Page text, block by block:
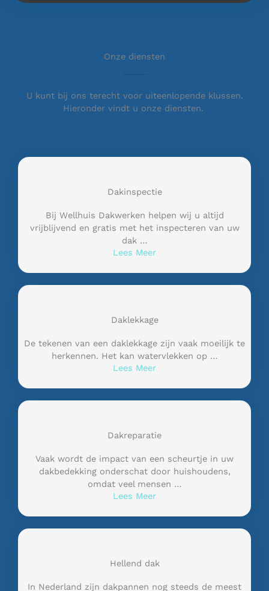
Onze diensten
U kunt bij ons terecht voor uiteenlopende klussen.
Hieronder vindt u onze diensten.
Dakinspectie
Bij Wellhuis Dakwerken helpen wij u altijd
vrijblijvend en gratis met het inspecteren van uw
dak …
Lees Meer
Daklekkage
De tekenen van een daklekkage zijn vaak moeilijk te
herkennen. Het kan watervlekken op …
Lees Meer
Dakreparatie
Vaak wordt de impact van een scheurtje in uw
dakbedekking onderschat door huishoudens,
omdat veel mensen …
Lees Meer
Hellend dak
In Nederland zijn dakpannen nog steeds de meest